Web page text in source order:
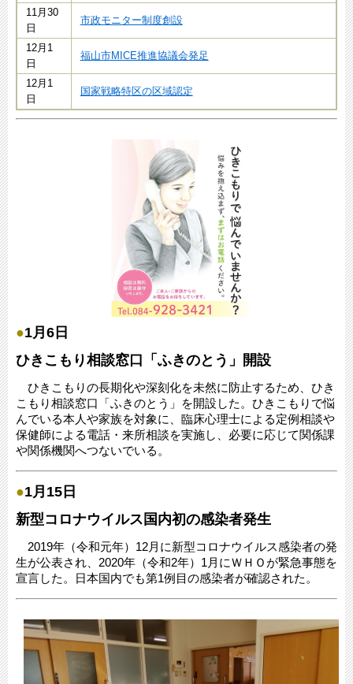
11月30
日
市政モニター制度創設
12月1
日
福山市MICE推進協議会発足
12月1
日
国家戦略特区の区域認定
●1月6日
ひきこもり相談窓口「ふきのとう」開設
ひきこもりの長期化や深刻化を未然に防止するため、ひき
こもり相談窓口「ふきのとう」を開設した。ひきこもりで悩
んでいる本人や家族を対象に、臨床心理士による定例相談や
保健師による電話・来所相談を実施し、必要に応じて関係課
や関係機関へつないでいる。
●1月15日
新型コロナウイルス国内初の感染者発生
2019年（令和元年）12月に新型コロナウイルス感染者の発
生が公表され、2020年（令和2年）1月にＷＨＯが緊急事態を
宣言した。日本国内でも第1例目の感染者が確認された。